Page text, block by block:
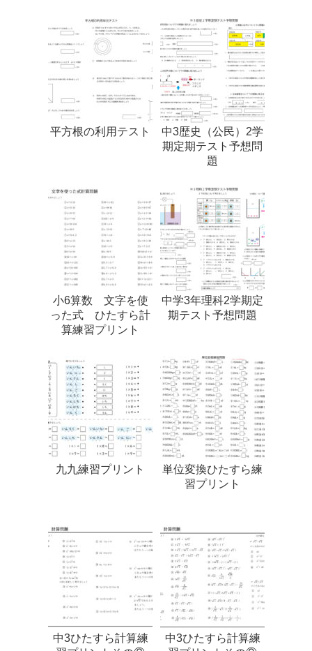
平方根の利用テスト
中3歴史（公民）2学
期定期テスト予想問
題
小6算数 文字を使
った式 ひたすら計
算練習プリント
中学3年理科2学期定
期テスト予想問題
九九練習プリント
単位変換ひたすら練
習プリント
中3ひたすら計算練
中3ひたすら計算練